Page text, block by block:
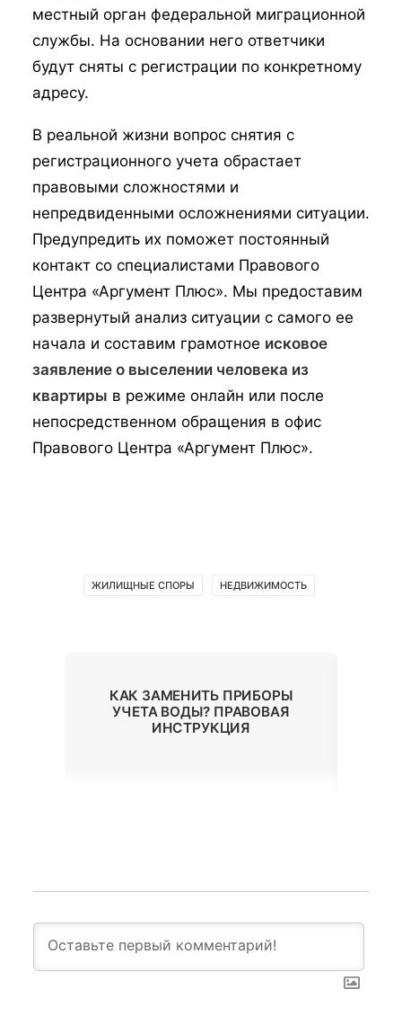
местный орган федеральной миграционной
службы. На основании него ответчики
будут сняты с регистрации по конкретному
адресу.
В реальной жизни вопрос снятия с
регистрационного учета обрастает
правовыми сложностями и
непредвиденными осложнениями ситуации.
Предупредить их поможет постоянный
контакт со специалистами Правового
Центра «Аргумент Плюс». Мы предоставим
развернутый анализ ситуации с самого ее
начала и составим грамотное исковое
заявление о выселении человека из
квартиры в режиме онлайн или после
непосредственном обращения в офис
Правового Центра «Аргумент Плюс».
ЖИЛИЩНЫЕ СПОРЫ НЕДВИЖИМОСТЬ
КАК ЗАМЕНИТЬ ПРИБОРЫ
УЧЕТА ВОДЫ? ПРАВОВАЯ
ИНСТРУКЦИЯ